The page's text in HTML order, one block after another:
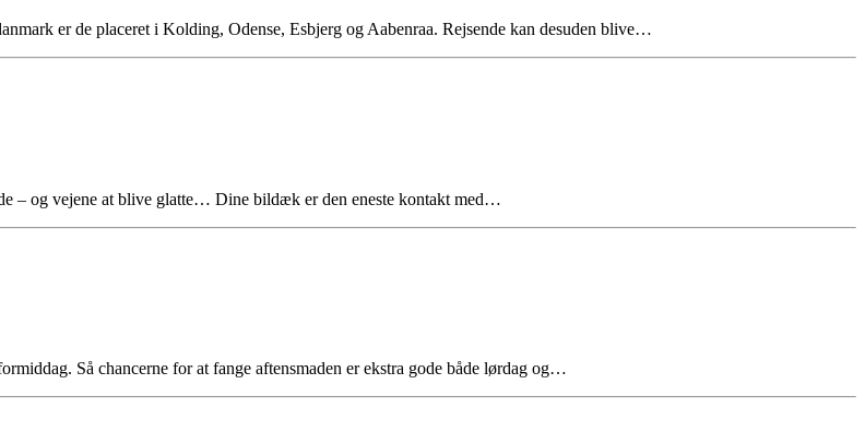
er de placeret i Kolding, Odense, Esbjerg og Aabenraa. Rejsende kan desuden blive…
– og vejene at blive glatte… Dine bildæk er den eneste kontakt med…
Så chancerne for at fange aftensmaden er ekstra gode både lørdag og…